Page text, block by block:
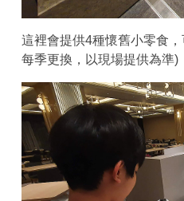
這裡會提供4種懷舊小零食
每季更換，以現場提供為準)